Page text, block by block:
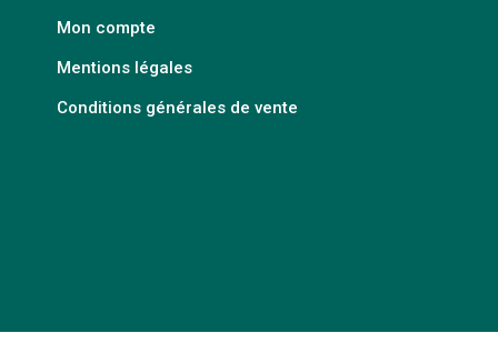
Mon compte
Mentions légales
Conditions générales de vente